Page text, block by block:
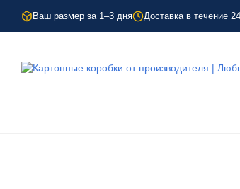
Перейти к основному контенту
Ваш размер за 1–3 дня Доставка в течение